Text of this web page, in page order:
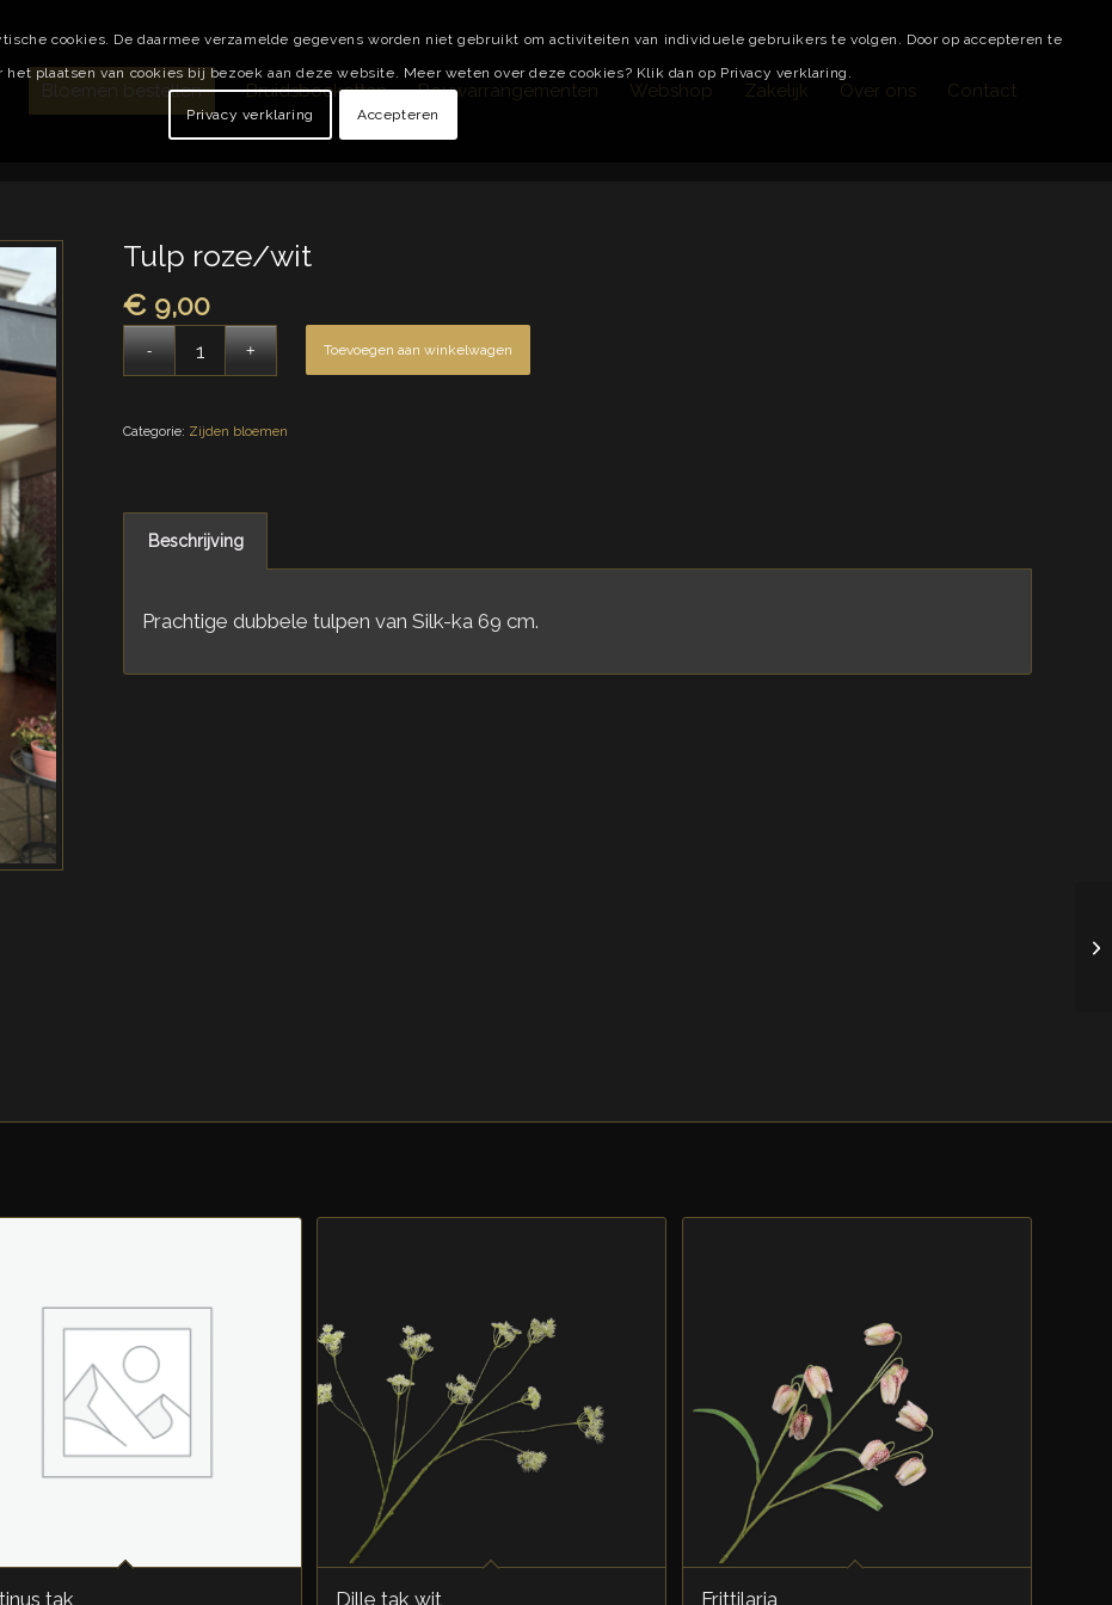
Bloemen bestellen Bruidsboeketten Rouwarrangementen Webshop Zakelijk Over ons Contact
Tulp roze/wit
€ 9,00
Toevoegen aan winkelwagen
Categorie: Zijden bloemen
Beschrijving
Prachtige dubbele tulpen van Silk-ka 69 cm.
tak Dille tak wit Frittilaria
cookies. De daarmee verzamelde gegevens worden niet gebruikt om activiteiten van individuele gebruikers te volgen. Door op accepteren te
plaatsen van cookies bij bezoek aan deze website. Meer weten over deze cookies? Klik dan op Privacy verklaring.
Privacy verklaring Accepteren